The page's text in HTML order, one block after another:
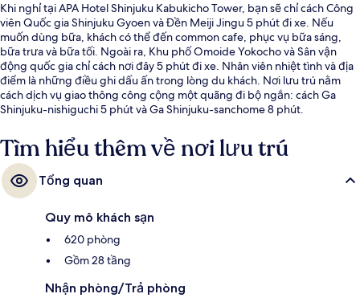
Khi nghỉ tại APA Hotel Shinjuku Kabukicho Tower, bạn sẽ chỉ cách Công
viên Quốc gia Shinjuku Gyoen và Đền Meiji Jingu 5 phút đi xe. Nếu
muốn dùng bữa, khách có thể đến common cafe, phục vụ bữa sáng,
bữa trưa và bữa tối. Ngoài ra, Khu phố Omoide Yokocho và Sân vận
động quốc gia chỉ cách nơi đây 5 phút đi xe. Nhân viên nhiệt tình và địa
điểm là những điều ghi dấu ấn trong lòng du khách. Nơi lưu trú nằm
cách dịch vụ giao thông công cộng một quãng đi bộ ngắn: cách Ga
Shinjuku-nishiguchi 5 phút và Ga Shinjuku-sanchome 8 phút.
Tìm hiểu thêm về nơi lưu trú
Tổng quan
Quy mô khách sạn
620 phòng
Gồm 28 tầng
Nhận phòng/Trả phòng